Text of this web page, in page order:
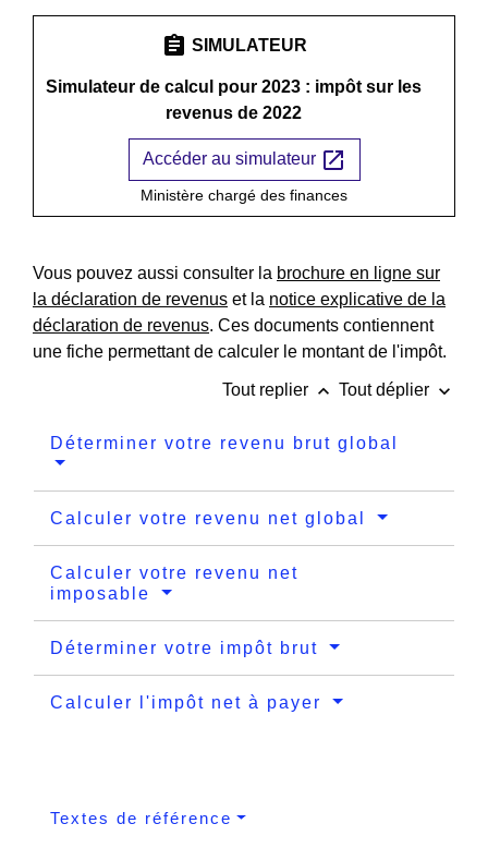
assignment SIMULATEUR
Simulateur de calcul pour 2023 : impôt sur les
revenus de 2022
Accéder au simulateur open_in_new
Ministère chargé des finances
Vous pouvez aussi consulter la brochure en ligne sur
la déclaration de revenus et la notice explicative de la
déclaration de revenus. Ces documents contiennent
une fiche permettant de calculer le montant de l'impôt.
Tout replier keyboard_arrow_up Tout déplier keyboard_arrow_down
Déterminer votre revenu brut global
Calculer votre revenu net global
Calculer votre revenu net
imposable
Déterminer votre impôt brut
Calculer l'impôt net à payer
Textes de référence